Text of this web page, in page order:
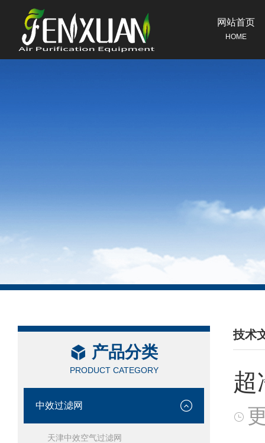
网站首页
HOME
产品分类
PRODUCT CATEGORY
中效过滤网
天津中效空气过滤网
技术
/
超